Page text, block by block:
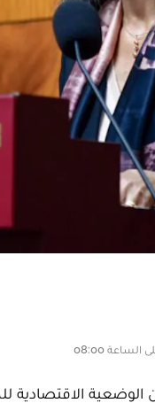
إن الوضعية